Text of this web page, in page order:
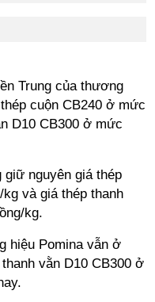
Trung của thương
cuộn CB240 ở mức
D10 CB300 ở mức
nguyên giá thép
và giá thép thanh
kg.
hiệu Pomina vẫn ở
vằn D10 CB300 ở